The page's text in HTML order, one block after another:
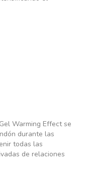
Warming Effect se
durante las
todas las
de relaciones